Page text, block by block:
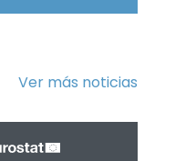
Ver más noticias